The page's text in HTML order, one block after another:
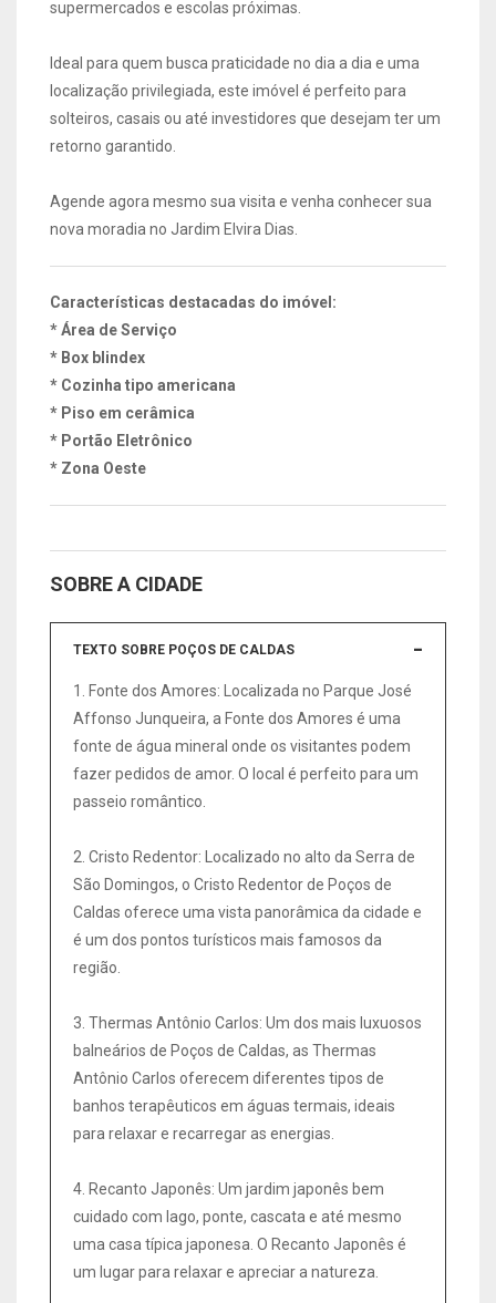
supermercados e escolas próximas.
Ideal para quem busca praticidade no dia a dia e uma
localização privilegiada, este imóvel é perfeito para
solteiros, casais ou até investidores que desejam ter um
retorno garantido.
Agende agora mesmo sua visita e venha conhecer sua
nova moradia no Jardim Elvira Dias.
Características destacadas do imóvel:
* Área de Serviço
* Box blindex
* Cozinha tipo americana
* Piso em cerâmica
* Portão Eletrônico
* Zona Oeste
SOBRE A CIDADE
TEXTO SOBRE POÇOS DE CALDAS
1. Fonte dos Amores: Localizada no Parque José
Affonso Junqueira, a Fonte dos Amores é uma
fonte de água mineral onde os visitantes podem
fazer pedidos de amor. O local é perfeito para um
passeio romântico.
2. Cristo Redentor: Localizado no alto da Serra de
São Domingos, o Cristo Redentor de Poços de
Caldas oferece uma vista panorâmica da cidade e
é um dos pontos turísticos mais famosos da
região.
3. Thermas Antônio Carlos: Um dos mais luxuosos
balneários de Poços de Caldas, as Thermas
Antônio Carlos oferecem diferentes tipos de
banhos terapêuticos em águas termais, ideais
para relaxar e recarregar as energias.
4. Recanto Japonês: Um jardim japonês bem
cuidado com lago, ponte, cascata e até mesmo
uma casa típica japonesa. O Recanto Japonês é
um lugar para relaxar e apreciar a natureza.